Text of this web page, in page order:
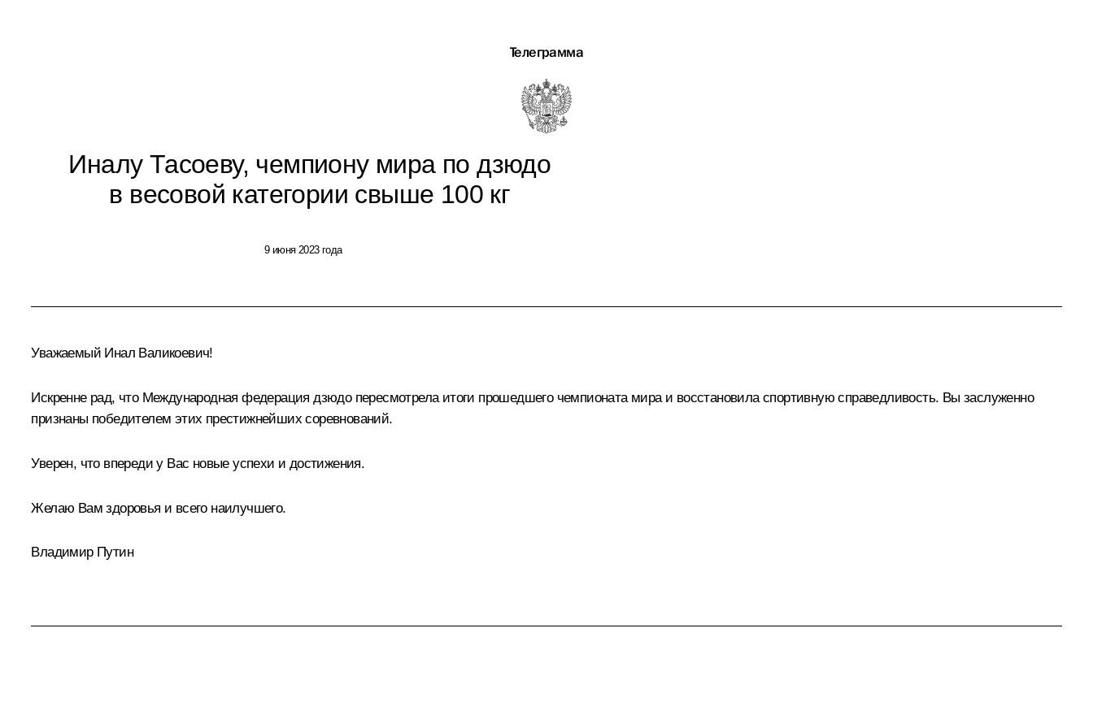
Телеграмма
Иналу Тасоеву, чемпиону мира по дзюдо
в весовой категории свыше 100 кг
9 июня 2023 года
Уважаемый Инал Валикоевич!
Искренне рад, что Международная федерация дзюдо пересмотрела итоги прошедшего чемпионата мира и восстановила спортивную справедливость. Вы заслуженно
признаны победителем этих престижнейших соревнований.
Уверен, что впереди у Вас новые успехи и достижения.
Желаю Вам здоровья и всего наилучшего.
Владимир Путин